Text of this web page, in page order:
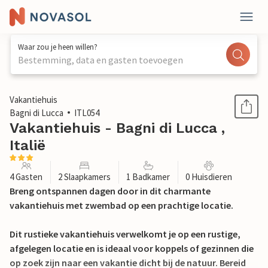
Waar zou je heen willen?
Bestemming, data en gasten toevoegen
1 / 23
Vakantiehuis
Bagni di Lucca
ITL054
Vakantiehuis - Bagni di Lucca ,
Italië
4 Gasten 2 Slaapkamers 1 Badkamer 0 Huisdieren
Breng ontspannen dagen door in dit charmante
vakantiehuis met zwembad op een prachtige locatie.
Dit rustieke vakantiehuis verwelkomt je op een rustige,
afgelegen locatie en is ideaal voor koppels of gezinnen die
op zoek zijn naar een vakantie dicht bij de natuur. Bereid